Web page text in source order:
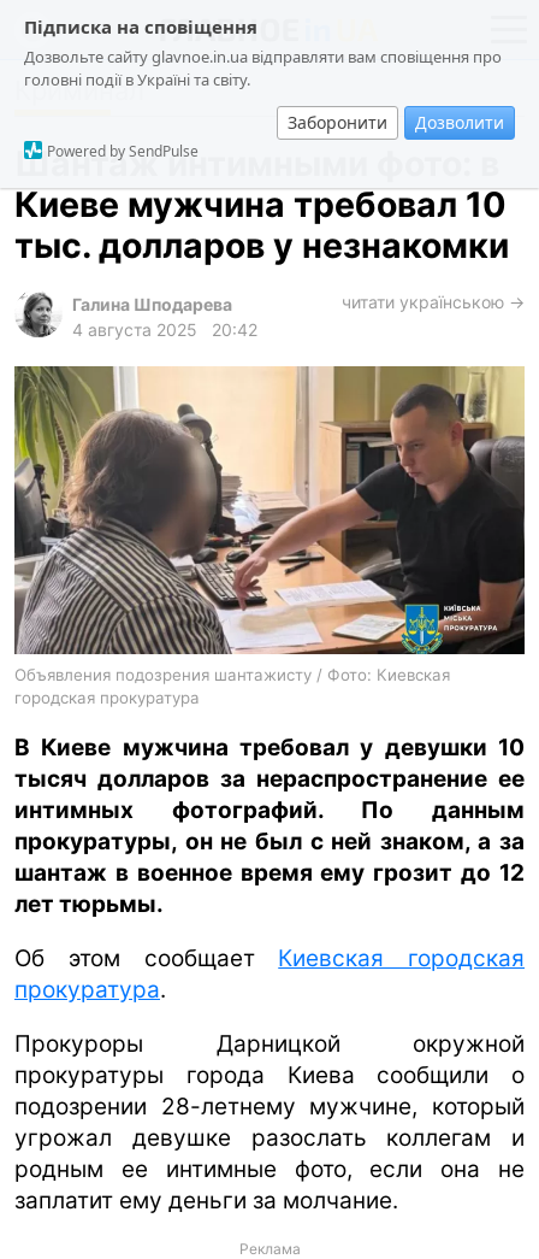
Підписка на сповіщення
Дозвольте сайту glavnoe.in.ua відправляти вам сповіщення про
головні події в Україні та світу.
Заборонити Дозволити
Powered by SendPulse
новости
о проекте
общество
происшествия
криминал
харьков
gambling
ua ru en
Криминал
Шантаж интимными фото: в
Киеве мужчина требовал 10
тыс. долларов у незнакомки
Галина Шподарева
4 августа 2025
20:42
читати українською →
Объявления подозрения шантажисту / Фото: Киевская
городская прокуратура
В Киеве мужчина требовал у девушки 10
тысяч долларов за нераспространение ее
интимных фотографий. По данным
прокуратуры, он не был с ней знаком, а за
шантаж в военное время ему грозит до 12
лет тюрьмы.
Об этом сообщает Киевская городская
прокуратура.
Прокуроры Дарницкой окружной
прокуратуры города Киева сообщили о
подозрении 28-летнему мужчине, который
угрожал девушке разослать коллегам и
родным ее интимные фото, если она не
заплатит ему деньги за молчание.
Реклама